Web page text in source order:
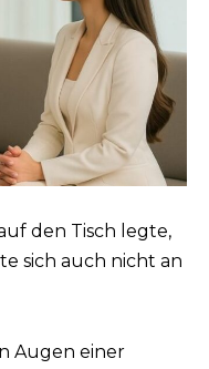
den Tisch legte,
sich auch nicht an
Augen einer